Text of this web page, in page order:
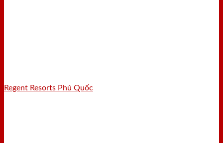
Regent Resorts Phú Quốc